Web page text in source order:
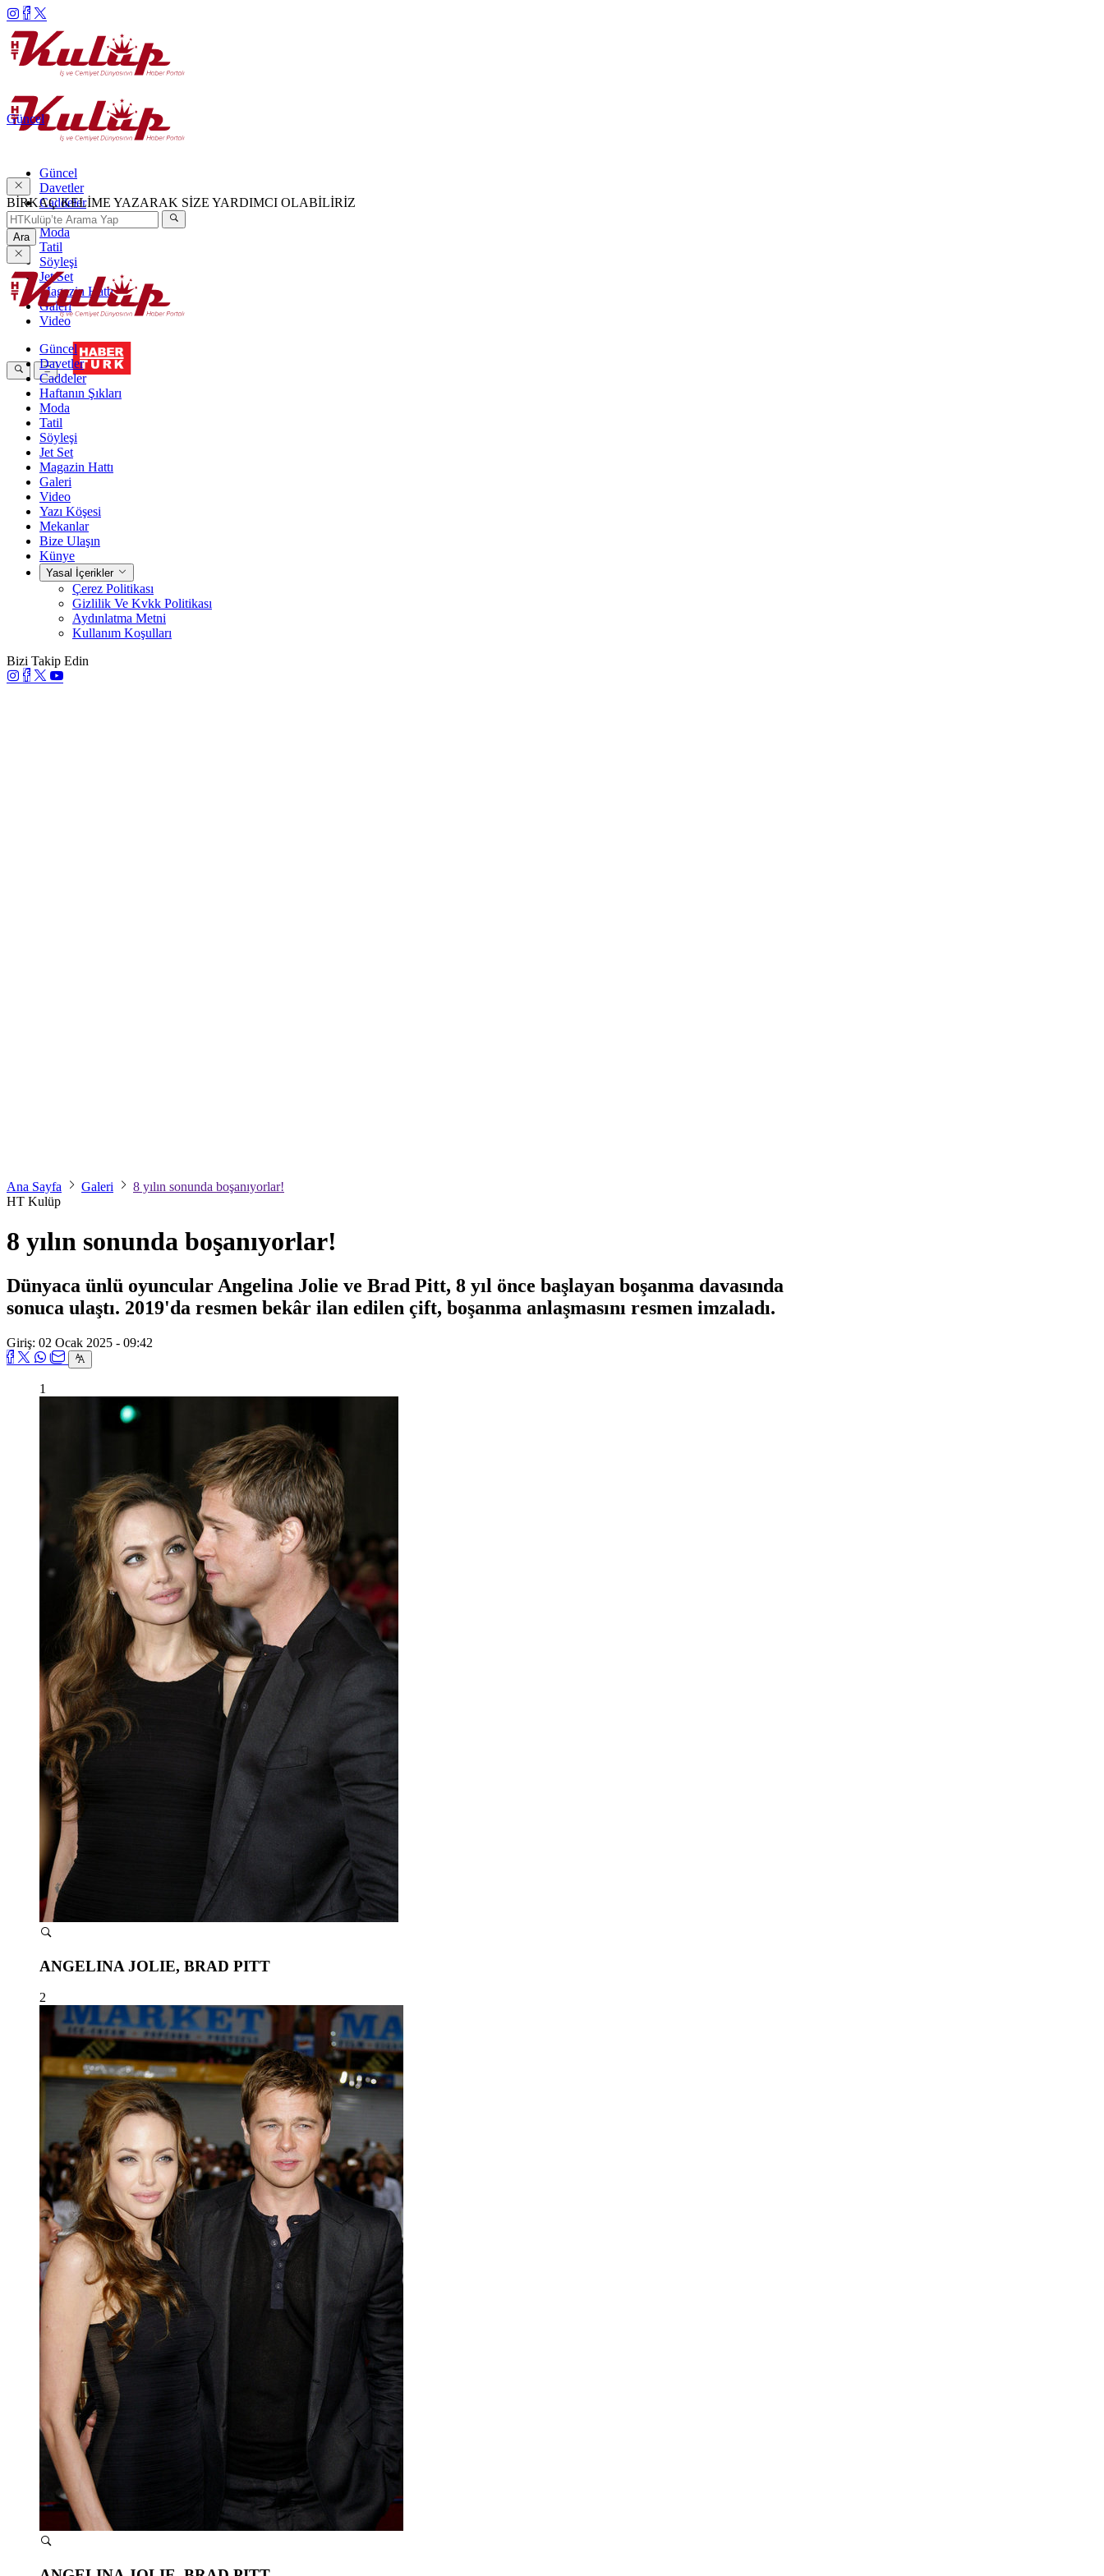
Güncel
Davetler
Caddeler
Haftanın Şıkları
Moda
Tatil
Söyleşi
Jet Set
Magazin Hattı
Galeri
Video
Güncel
BİRKAÇ KELİME YAZARAK SİZE YARDIMCI OLABİLİRİZ
Ara
Güncel
Davetler
Caddeler
Haftanın Şıkları
Moda
Tatil
Söyleşi
Jet Set
Magazin Hattı
Galeri
Video
Yazı Köşesi
Mekanlar
Bize Ulaşın
Künye
Yasal İçerikler
Çerez Politikası
Gizlilik Ve Kvkk Politikası
Aydınlatma Metni
Kullanım Koşulları
Bizi Takip Edin
Ana Sayfa Galeri
8 yılın sonunda boşanıyorlar!
HT Kulüp
8 yılın sonunda boşanıyorlar!
Dünyaca ünlü oyuncular Angelina Jolie ve Brad Pitt, 8 yıl önce başlayan boşanma davasında
sonuca ulaştı. 2019'da resmen bekâr ilan edilen çift, boşanma anlaşmasını resmen imzaladı.
Giriş: 02 Ocak 2025 - 09:42
1
ANGELINA JOLIE, BRAD PITT
2